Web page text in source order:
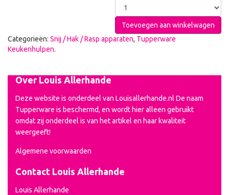
Toevoegen aan winkelwagen
Categorieën: Snij / Hak / Rasp apparaten, Tupperware
Keukenhulpen.
Over Louis Allerhande
Deze website is onderdeel van Louisallerhande.nl De naam
Tupperware is beschermd, en wordt hier alleen gebruikt
omdat zij onderdeel is van het artikel en haar kwaliteit
weergeeft!
Algemene voorwaarden
Contact Louis Allerhande
Louis Allerhande